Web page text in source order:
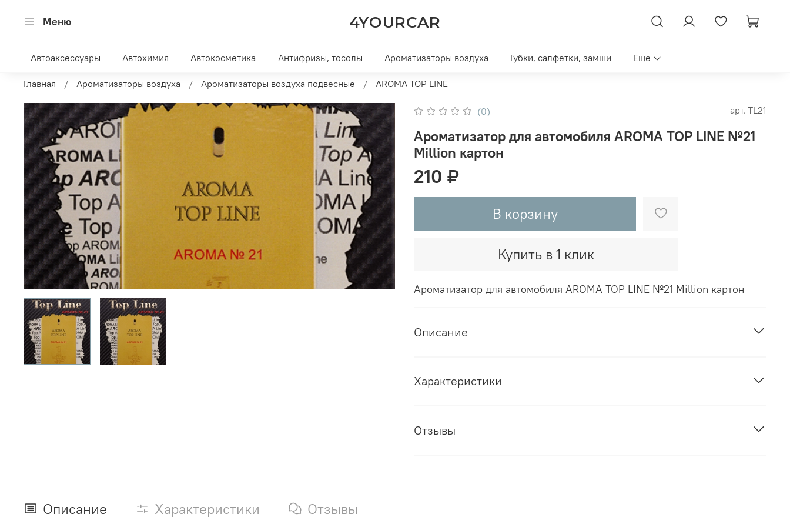
Меню 4YOURCAR
Автоаксессуары Автохимия Автокосметика Антифризы, тосолы Ароматизаторы воздуха Губки, салфетки, замши Еще
Главная Ароматизаторы воздуха Ароматизаторы воздуха подвесные AROMA TOP LINE
(0) арт. TL21
Ароматизатор для автомобиля AROMA TOP LINE №21
Million картон
210 ₽
В корзину
Купить в 1 клик
Ароматизатор для автомобиля AROMA TOP LINE №21 Million картон
Описание
Характеристики
Отзывы
Описание Характеристики Отзывы